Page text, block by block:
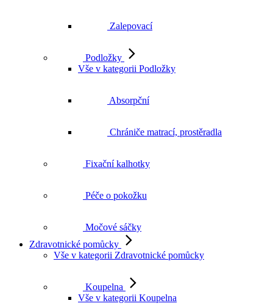
Zalepovací
Podložky
Vše v kategorii Podložky
Absorpční
Chrániče matrací, prostěradla
Fixační kalhotky
Péče o pokožku
Močové sáčky
Zdravotnické pomůcky
Vše v kategorii Zdravotnické pomůcky
Koupelna
Vše v kategorii Koupelna